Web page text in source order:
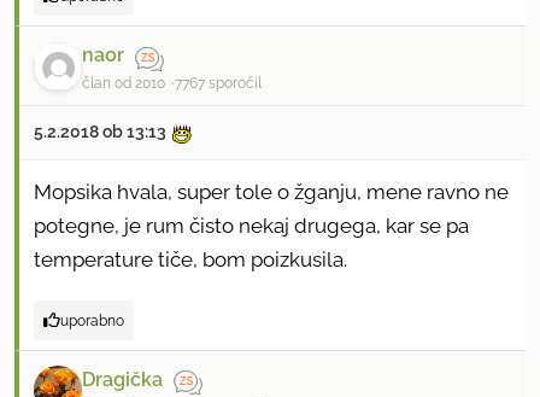
naor
član od 2010 7767 sporočil
5.2.2018 ob 13:13
Mopsika hvala, super tole o žganju, mene ravno ne
potegne, je rum čisto nekaj drugega, kar se pa
temperature tiče, bom poizkusila.
uporabno
Dragička